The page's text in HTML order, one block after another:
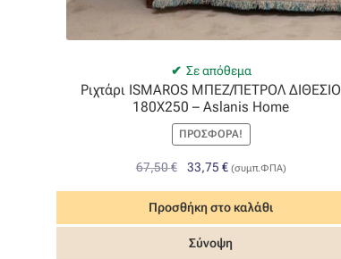
Σε απόθεμα
Ριχτάρι ΙSΜΑRΟS ΜΠΕΖ/ΠΕΤΡΟΛ ΔΙΘΕΣΙΟ
180Χ250 – Aslanis Home
ΠΡΟΣΦΟΡΆ!
67,50€
Original
was:
67,50 €.
33,75€Η
τιμή
είναι:
33,75 €.
(συμπ.ΦΠΑ)
Προσθήκη στο καλάθι
Σύνοψη